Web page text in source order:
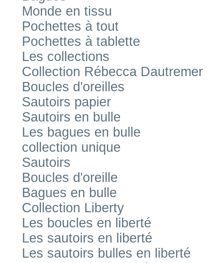
Monde en tissu
Pochettes à tout
Pochettes à tablette
Les collections
Collection Rébecca Dautremer
Boucles d'oreilles
Sautoirs papier
Sautoirs en bulle
Les bagues en bulle
collection unique
Sautoirs
Boucles d'oreille
Bagues en bulle
Collection Liberty
Les boucles en liberté
Les sautoirs en liberté
Les sautoirs bulles en liberté